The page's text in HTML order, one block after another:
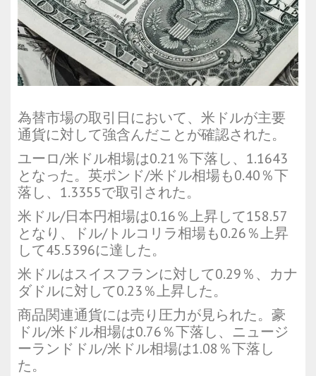
為替市場の取引日において、米ドルが主要
通貨に対して強含んだことが確認された。
ユーロ/米ドル相場は0.21％下落し、1.1643
となった。 英ポンド/米ドル相場も0.40％下
落し、1.3355で取引された。
米ドル/日本円相場は0.16％上昇して158.57
となり、ドル/トルコリラ相場も0.26％上昇
して45.5396に達した。
米ドルはスイスフランに対して0.29％、カナ
ダドルに対して0.23％上昇した。
商品関連通貨には売り圧力が見られた。豪
ドル/米ドル相場は0.76％下落し、ニュージ
ーランドドル/米ドル相場は1.08％下落し
た。